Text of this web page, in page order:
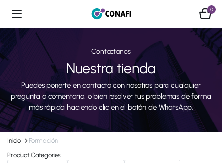
0
Contactanos
Nuestra tienda
Puedes ponerte en contacto con nosotros para cualquier
pregunta o comentario, o bien resolver tus problemas de forma
más rápida haciendo clic en el botón de WhatsApp.
Inicio
Formación
Product Categories